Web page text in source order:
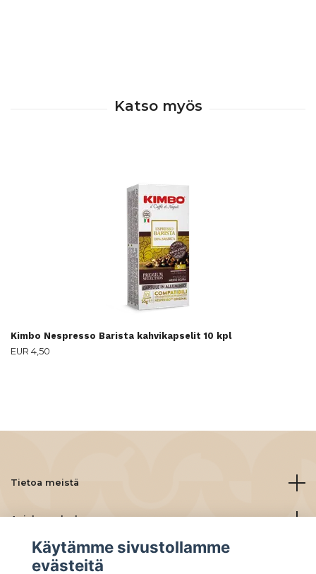
Kimbo Nespresso Barista kahvikapselit 10 kpl
EUR 4,50
Tietoa meistä
Asiakaspalvelu
Lue lisää
Käytämme sivustollamme
evästeitä